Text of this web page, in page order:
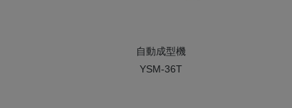
自動成型機
YSM-36T